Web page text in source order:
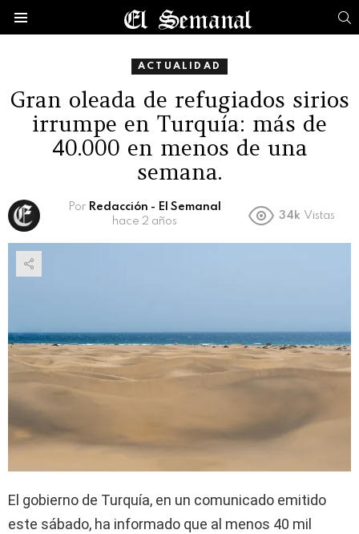
ACTUALIDAD
Gran oleada de refugiados sirios
irrumpe en Turquía: más de
40.000 en menos de una
semana.
Por Redacción - El Semanal
hace 2 años
34k Vistas
El gobierno de Turquía, en un comunicado emitido
este sábado, ha informado que al menos 40 mil